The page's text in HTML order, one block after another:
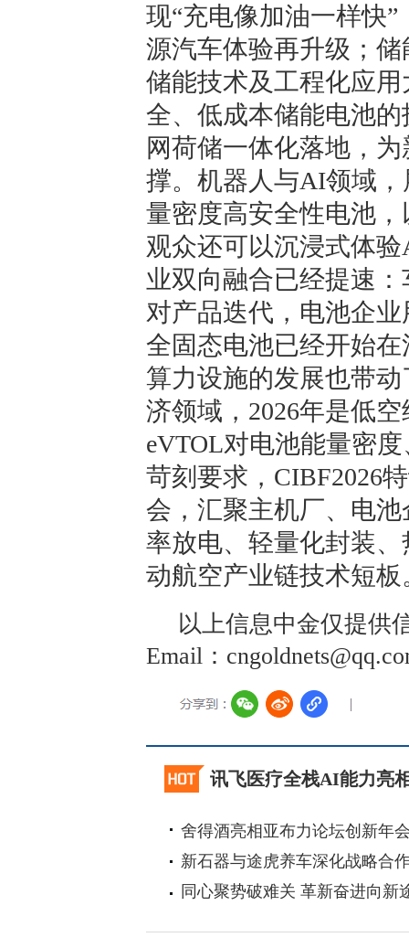
现“充电像加油一样快
源汽车体验再升级；
储能技术及工程化应
全、低成本储能电池
网荷储一体化落地，
撑。机器人与AI领域
量密度高安全性电池
观众还可以沉浸式体
业双向融合已经提速
对产品迭代，电池企
全固态电池已经开始
算力设施的发展也带
济领域，2026年是低
eVTOL对电池能量密
苛刻要求，CIBF2026
会，汇聚主机厂、电
率放电、轻量化封装
动航空产业链技术短板
以上信息中金仅提供
Email：
讯飞医疗全栈AI能力亮
舍得酒亮相亚布力论坛创新年
新石器与途虎养车深化战略合
同心聚势破难关 革新奋进向